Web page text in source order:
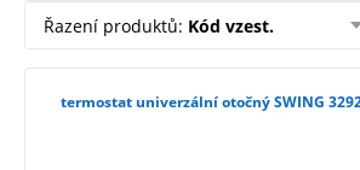
Řazení produktů: Kód vzest.
termostat univerzální otočný SWING